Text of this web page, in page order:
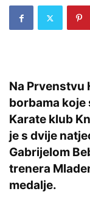
Na Prvenstvu
borbama
Karate klub
je s dvije
Gabrijelom
trenera
medalje.